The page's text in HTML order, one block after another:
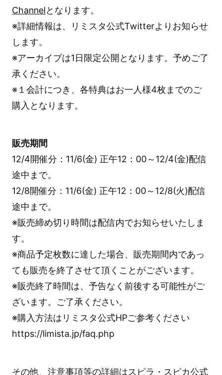
Channelとなります。
※詳細情報は、リミスタ公式Twitterよりお知らせ
します。
※アーカイブは1日限定公開となります。予めご了
承ください。
※１会計につき、各特典はお一人様4枚までのご
購入となります。
販売期間
12/4開催分：11/6(金) 正午12：00～12/4(金)配信
途中まで。
12/8開催分：11/6(金) 正午12：00～12/8(火)配信
途中まで。
※販売締め切り時間は配信内でお知らせいたしま
す。
※商品予定枚数に達した場合、販売期間内であっ
ても販売を終了させて頂くことがございます。
※販売終了時間は、予告なく前後する可能性がご
ざいます。ご了承ください。
※購入方法はリミスタ公式HPご参考ください
https://limista.jp/faq.php
その他、注意事項等の詳細はスピラ・スピカ公式